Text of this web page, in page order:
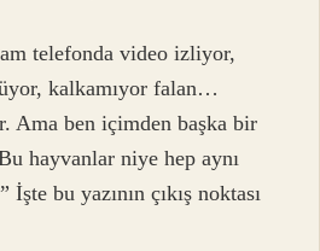
telefonda video izliyor,
kalkamıyor falan…
Ama ben içimden başka bir
hayvanlar niye hep aynı
bu yazının çıkış noktası